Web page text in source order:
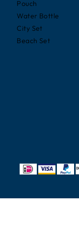
Pouch
Water Bottle
City Set
Beach Set